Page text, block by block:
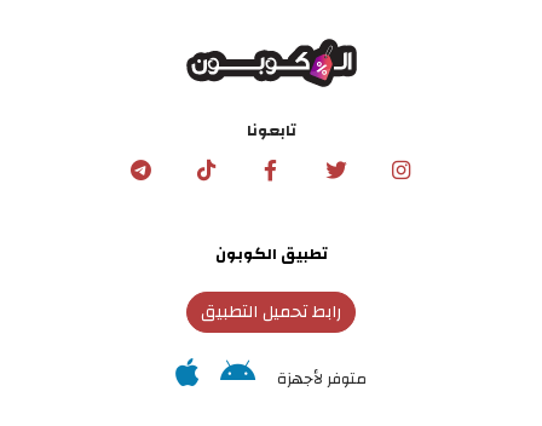
تابعونا
تطبيق الكوبون
رابط تحميل التطبيق
متوفر لأجهزة